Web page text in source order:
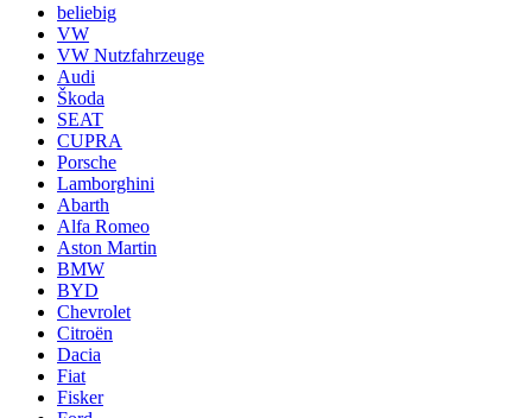
beliebig
VW
VW Nutzfahrzeuge
Audi
Škoda
SEAT
CUPRA
Porsche
Lamborghini
Abarth
Alfa Romeo
Aston Martin
BMW
BYD
Chevrolet
Citroën
Dacia
Fiat
Fisker